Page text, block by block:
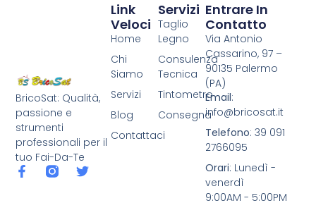
BricoSat: Qualità,
passione e
strumenti
professionali per il
tuo Fai-Da-Te
Servizi
Taglio
Legno
Consulenza
Tecnica
Tintometro
Consegna
Link
Veloci
Home
Chi
Siamo
Servizi
Blog
Contattaci
Entrare In
Contatto
Via Antonio
Cassarino, 97 –
90135 Palermo
(PA)
Email:
info@bricosat.it
Telefono: 39 091
2766095
Orari: Lunedì -
venerdì
9:00AM - 5:00PM